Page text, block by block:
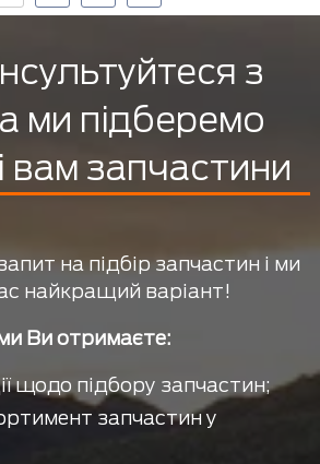
з
ми підберемо
вам запчастини
на підбір запчастин і ми
найкращий варіант!
Ви отримаєте:
щодо підбору запчастин;
запчастин у